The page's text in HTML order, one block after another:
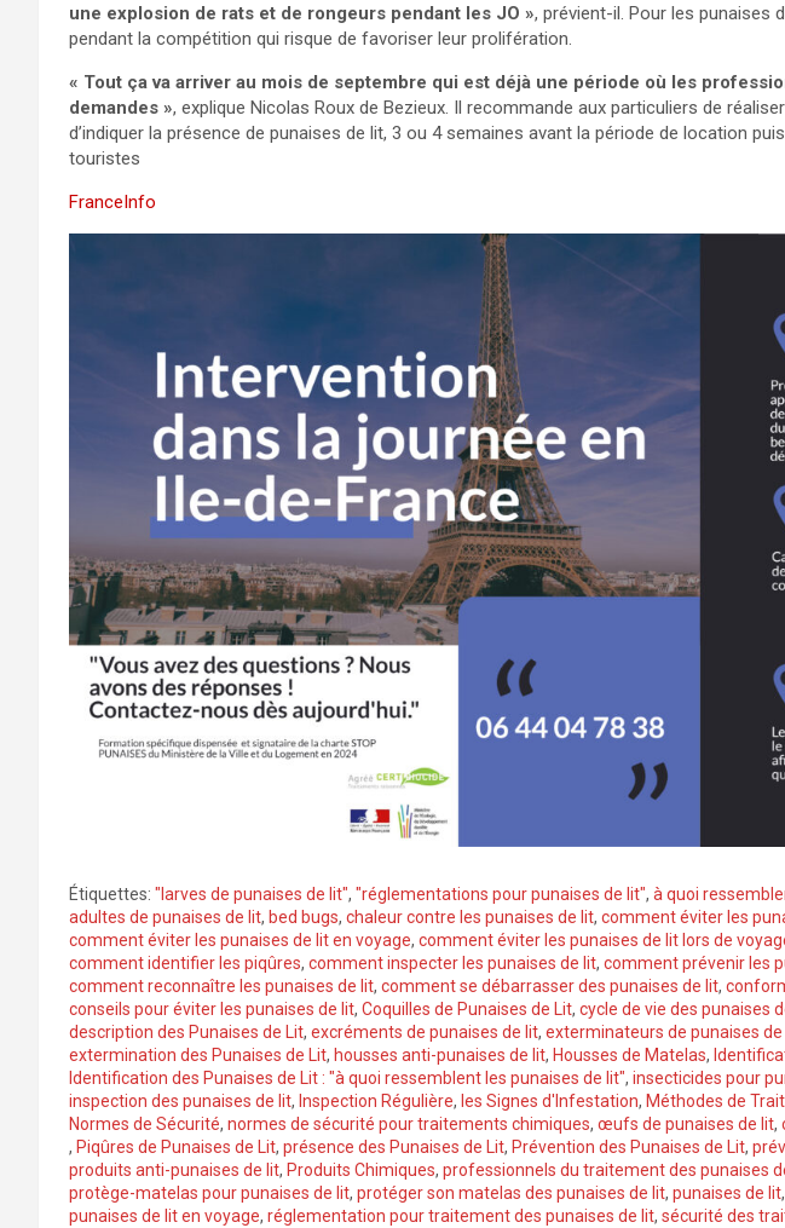
une explosion de rats et de rongeurs pendant les JO », prévient-il. Pour les punaises
pendant la compétition qui risque de favoriser leur prolifération.
« Tout ça va arriver au mois de septembre qui est déjà une période où les
demandes », explique Nicolas Roux de Bezieux. Il recommande aux particuliers de
d’indiquer la présence de punaises de lit, 3 ou 4 semaines avant la période de location
touristes
FranceInfo
Étiquettes: "larves de punaises de lit", "réglementations pour punaises de lit", à quoi
adultes de punaises de lit, bed bugs, chaleur contre les punaises de lit, comment éviter les
comment éviter les punaises de lit en voyage, comment éviter les punaises de lit lors de
comment identifier les piqûres, comment inspecter les punaises de lit, comment prévenir les
comment reconnaître les punaises de lit, comment se débarrasser des punaises de lit,
conseils pour éviter les punaises de lit, Coquilles de Punaises de Lit, cycle de vie des punaises
description des Punaises de Lit, excréments de punaises de lit, exterminateurs de punaises
extermination des Punaises de Lit, housses anti-punaises de lit, Housses de Matelas,
Identification des Punaises de Lit : "à quoi ressemblent les punaises de lit", insecticides pour
inspection des punaises de lit, Inspection Régulière, les Signes d'Infestation, Méthodes de
Normes de Sécurité, normes de sécurité pour traitements chimiques, œufs de punaises de lit,
, Piqûres de Punaises de Lit, présence des Punaises de Lit, Prévention des Punaises de Lit,
produits anti-punaises de lit, Produits Chimiques, professionnels du traitement des punaises
protège-matelas pour punaises de lit, protéger son matelas des punaises de lit, punaises de lit,
punaises de lit en voyage, réglementation pour traitement des punaises de lit, sécurité des